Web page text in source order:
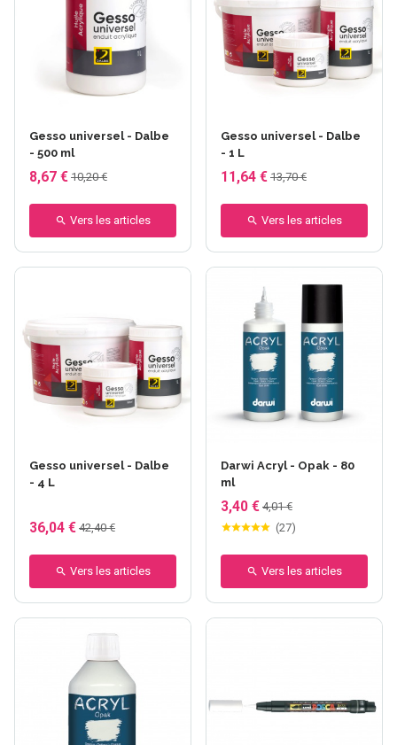
Gesso universel - Dalbe
- 500 ml
8,67 € 10,20 €
Vers les articles
Gesso universel - Dalbe
- 1 L
11,64 € 13,70 €
Vers les articles
Gesso universel - Dalbe
- 4 L
36,04 € 42,40 €
Vers les articles
+33 autres
Darwi Acryl - Opak - 80
ml
3,40 € 4,01 €
(27)
Vers les articles